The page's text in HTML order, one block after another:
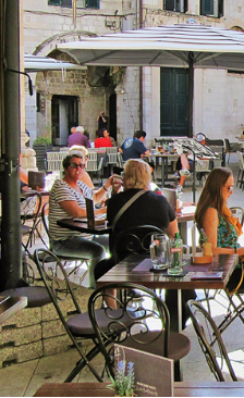
Compras Crianças